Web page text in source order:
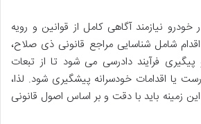
نیازمند آگاهی کامل از قوانین و رویه
شامل شناسایی مراجع قانونی ذی صلاح،
فرآیند دادرسی می شود تا از تبعات
یا اقدامات خودسرانه پیشگیری شود. لذا،
زمینه باید با دقت و بر اساس اصول قانونی